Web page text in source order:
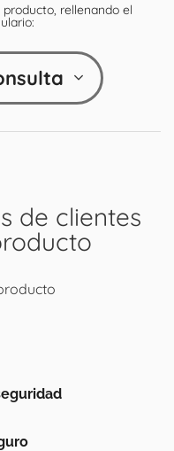
de clientes
rellenando el